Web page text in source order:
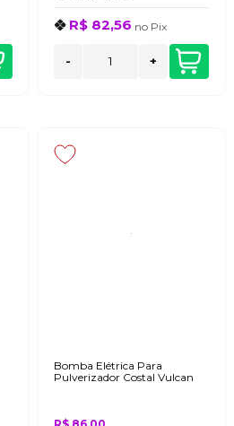
R$ 82,56 no Pix
- +
Bomba Elétrica Para
Pulverizador Costal Vulcan